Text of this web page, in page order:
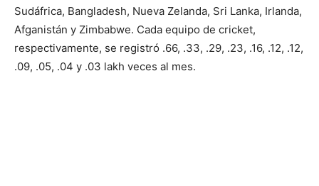
Sudáfrica, Bangladesh, Nueva Zelanda, Sri Lanka, Irlanda,
Afganistán y Zimbabwe. Cada equipo de cricket,
respectivamente, se registró .66, .33, .29, .23, .16, .12, .12,
.09, .05, .04 y .03 lakh veces al mes.